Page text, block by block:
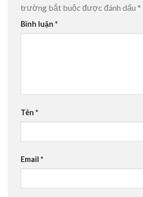
trường bắt buộc được đánh dấu *
Bình luận *
Tên *
Email *